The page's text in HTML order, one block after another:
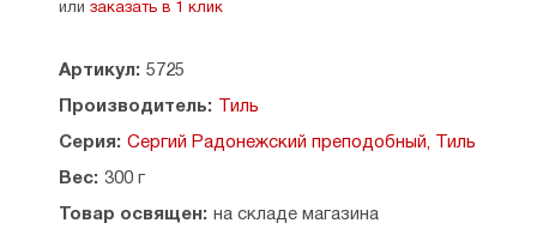
или заказать в 1 клик
Артикул: 5725
Производитель: Тиль
Серия: Сергий Радонежский преподобный, Тиль
Вес: 300 г
Товар освящен: на складе магазина